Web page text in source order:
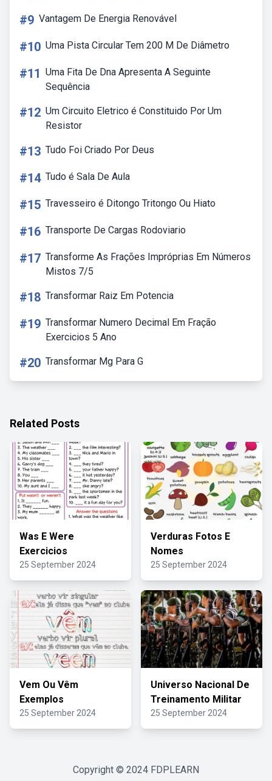
#9 Vantagem De Energia Renovável
#10 Uma Pista Circular Tem 200 M De Diâmetro
#11 Uma Fita De Dna Apresenta A Seguinte
Sequência
#12 Um Circuito Eletrico é Constituido Por Um
Resistor
#13 Tudo Foi Criado Por Deus
#14 Tudo é Sala De Aula
#15 Travesseiro é Ditongo Tritongo Ou Hiato
#16 Transporte De Cargas Rodoviario
#17 Transforme As Frações Impróprias Em Números
Mistos 7/5
#18 Transformar Raiz Em Potencia
#19 Transformar Numero Decimal Em Fração
Exercicios 5 Ano
#20 Transformar Mg Para G
Related Posts
Was E Were
Exercicios
25 September 2024
Verduras Fotos E
Nomes
25 September 2024
Vem Ou Vêm
Exemplos
25 September 2024
Universo Nacional De
Treinamento Militar
25 September 2024
Copyright © 2024 FDPLEARN